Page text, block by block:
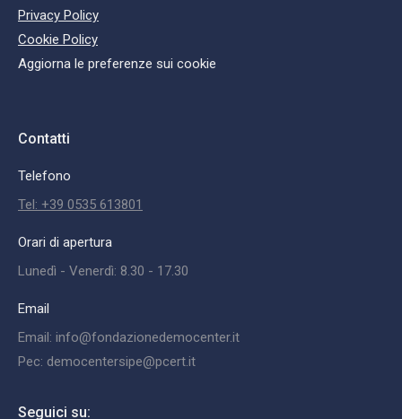
Privacy Policy
Cookie Policy
Aggiorna le preferenze sui cookie
Contatti
Telefono
Tel: +39 0535 613801
Orari di apertura
Lunedì - Venerdì: 8.30 - 17.30
Email
Email: info@fondazionedemocenter.it
Pec: democentersipe@pcert.it
Seguici su: